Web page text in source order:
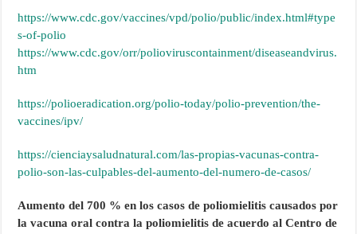
https://www.cdc.gov/vaccines/vpd/polio/public/index.html#type
s-of-polio
https://www.cdc.gov/orr/polioviruscontainment/diseaseandvirus.
htm
https://polioeradication.org/polio-today/polio-prevention/the-
vaccines/ipv/
https://cienciaysaludnatural.com/las-propias-vacunas-contra-
polio-son-las-culpables-del-aumento-del-numero-de-casos/
Aumento del 700 % en los casos de poliomielitis causados ​​por
la vacuna oral contra la poliomielitis de acuerdo al Centro de